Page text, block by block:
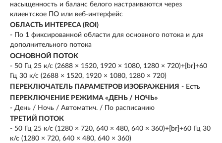
насыщенность и баланс белого настраиваются через
клиентское ПО или веб-интерфейс
ОБЛАСТЬ ИНТЕРЕСА (ROI)
- По 1 фиксированной области для основного потока и для
дополнительного потока
ОСНОВНОЙ ПОТОК
- 50 Гц 25 к/с (2688 × 1520, 1920 × 1080, 1280 × 720)+[br]+60
Гц 30 к/с (2688 × 1520, 1920 × 1080, 1280 × 720)
ПЕРЕКЛЮЧАТЕЛЬ ПАРАМЕТРОВ ИЗОБРАЖЕНИЯ - Есть
ПЕРЕКЛЮЧЕНИЕ РЕЖИМА «ДЕНЬ / НОЧЬ»
- День / Ночь / Автоматич. / По расписанию
ТРЕТИЙ ПОТОК
- 50 Гц 25 к/с (1280 × 720, 640 × 480, 640 × 360)+[br]+60 Гц 30
к/с (1280 × 720, 640 × 480, 640 × 360)